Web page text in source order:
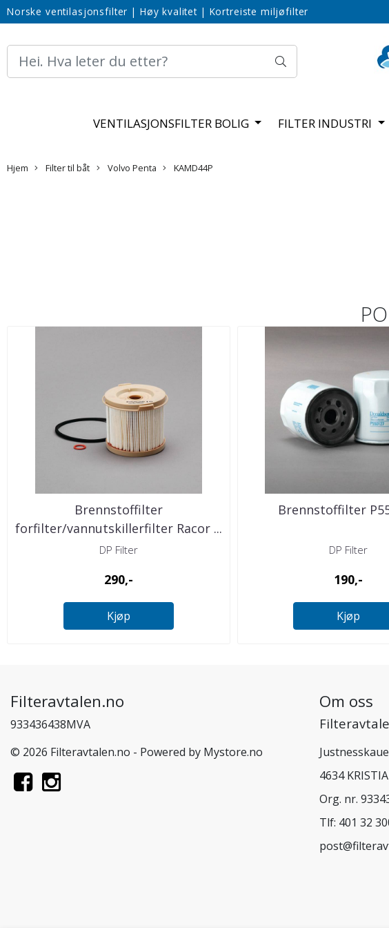
Norske ventilasjonsfilter | Høy kvalitet | Kortreiste miljøfilter
VENTILASJONSFILTER BOLIG FILTER INDUSTRI
Hjem Filter til båt Volvo Penta KAMD44P
Brennstoffilter
forfilter/vannutskillerfilter Racor ...
DP Filter
290,-
Kjøp
Brennstoffilter
DP Filter
190,-
Kjøp
Filteravtalen.no
933436438MVA
© 2026 Filteravtalen.no - Powered by Mystore.no
Om oss
4634
Org. nr.
Tlf: 401 32